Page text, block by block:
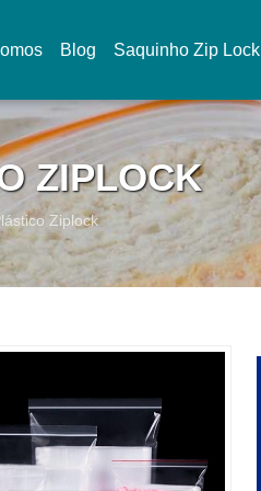
Blog Saquinho Zip Lock
ZIPLOCK
Ziplock